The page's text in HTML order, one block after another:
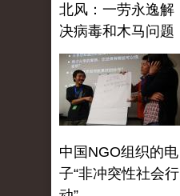
北风：一劳永逸解
决病毒和木马问题
中国NGO组织的电
子“非冲突性社会行